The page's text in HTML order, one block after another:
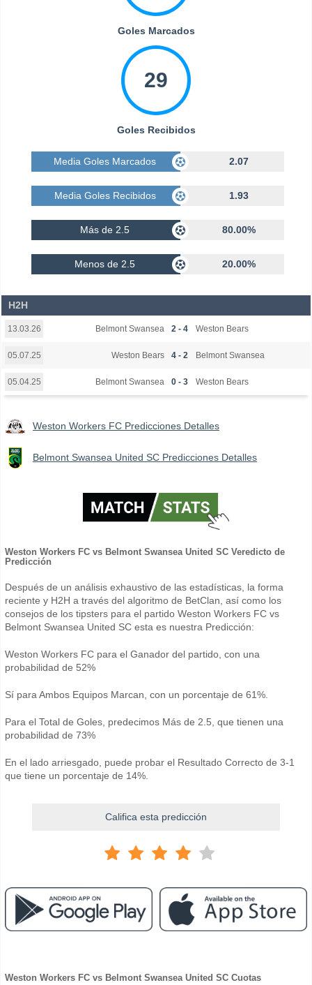
Goles Marcados
29
Goles Recibidos
Media Goles Marcados 2.07
Media Goles Recibidos 1.93
Más de 2.5 80.00%
Menos de 2.5 20.00%
H2H
13.03.26 Belmont Swansea 2 - 4 Weston Bears
05.07.25 Weston Bears 4 - 2 Belmont Swansea
05.04.25 Belmont Swansea 0 - 3 Weston Bears
Weston Workers FC Predicciones Detalles
Belmont Swansea United SC Predicciones Detalles
Weston Workers FC vs Belmont Swansea United SC Veredicto de
Predicción
Después de un análisis exhaustivo de las estadísticas, la forma
reciente y H2H a través del algoritmo de BetClan, así como los
consejos de los tipsters para el partido Weston Workers FC vs
Belmont Swansea United SC esta es nuestra Predicción:
Weston Workers FC para el Ganador del partido, con una
probabilidad de 52%
Sí para Ambos Equipos Marcan, con un porcentaje de 61%.
Para el Total de Goles, predecimos Más de 2.5, que tienen una
probabilidad de 73%
En el lado arriesgado, puede probar el Resultado Correcto de 3-1
que tiene un porcentaje de 14%.
Califica esta predicción
Weston Workers FC vs Belmont Swansea United SC Cuotas